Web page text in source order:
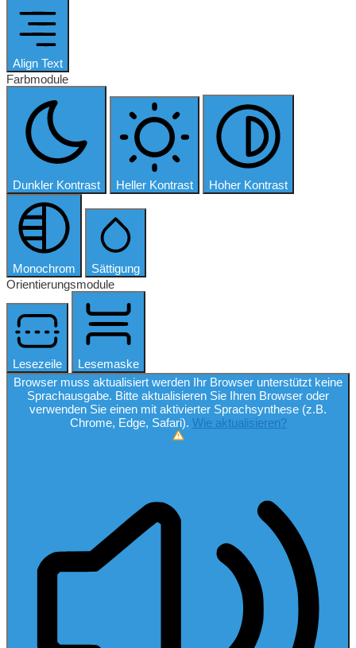
Align Text
Farbmodule
Dunkler Kontrast Heller Kontrast Hoher Kontrast
Monochrom
Sättigung
Orientierungsmodule
Lesezeile
Lesemaske
Browser muss aktualisiert werden Ihr Browser unterstützt keine
Sprachausgabe. Bitte aktualisieren Sie Ihren Browser oder
verwenden Sie einen mit aktivierter Sprachsynthese (z.B.
Chrome, Edge, Safari). Wie aktualisieren?